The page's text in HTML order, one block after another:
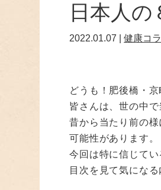
日本人
2022.01.07 |健康コ
どうも！肥後橋・
皆さんは、世の中
昔から当たり前の
可能性があります。
今回は特に信じて
目次を見て気にな